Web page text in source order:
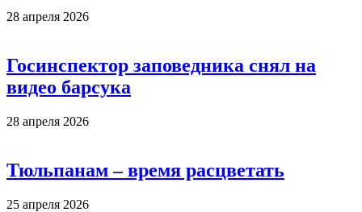
28 апреля 2026
Госинспектор заповедника снял на
видео барсука
28 апреля 2026
Тюльпанам – время расцветать
25 апреля 2026